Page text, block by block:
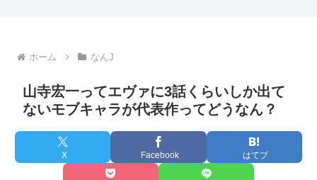
ホーム なんJ
山寺宏一ってエヴァに3話くらいしか出て
ないモブキャラが代表作ってどうなん？
X Facebook はてブ